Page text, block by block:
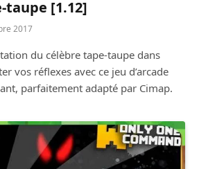
taupe [1.12]
2017
du célèbre tape-taupe dans
vos réflexes avec ce jeu d’arcade
parfaitement adapté par Cimap.